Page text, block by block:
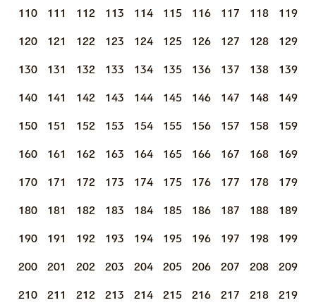
110 111 112 113 114 115 116 117 118 119
120 121 122 123 124 125 126 127 128 129
130 131 132 133 134 135 136 137 138 139
140 141 142 143 144 145 146 147 148 149
150 151 152 153 154 155 156 157 158 159
160 161 162 163 164 165 166 167 168 169
170 171 172 173 174 175 176 177 178 179
180 181 182 183 184 185 186 187 188 189
190 191 192 193 194 195 196 197 198 199
200 201 202 203 204 205 206 207 208 209
210 211 212 213 214 215 216 217 218 219